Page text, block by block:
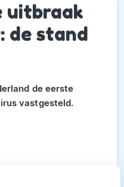
uitbraak
de stand
de eerste
vastgesteld.